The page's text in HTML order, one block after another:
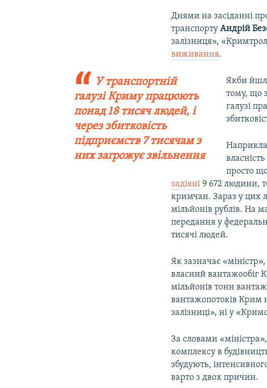
Днями на засіданні
транспортуАндрій
залізниця»,
виживання.
У транспортній
галузі Криму працюють
понад 18 тисяч людей, і
через збитковість
підприємств 7 тисячам з
них загрожує звільнення
Якби
тому, що
галузі
просто
задіяні 9 672 людини,
кримчан. Зараз у цих
мільйонів рублів. На
передання у
тисячі людей.
Як зазначає
власний вантажообіг
мільйонів тонн
вантажопотоків Крим
залізниці», ні у
За словами
комплексу в
збудують,
варто з двох причин.